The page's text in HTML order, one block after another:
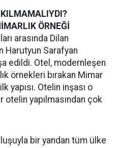
ÖRNEĞİ
arasında Dilan
Harutyun Sarafyan
edildi. Otel, modernleşen
örnekleri bırakan Mimar
yapısı. Otelin inşası o
otelin yapılmasından çok
bir yandan tüm ülke